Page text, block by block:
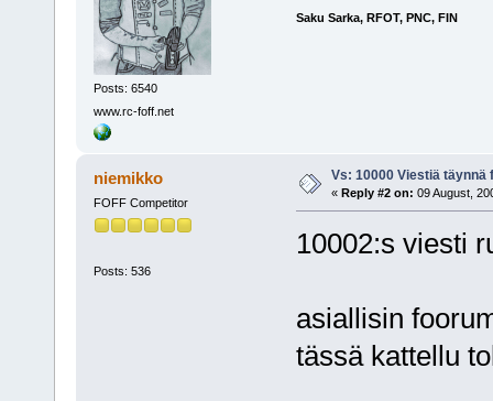
Posts: 6540
www.rc-foff.net
Saku Sarka, RFOT, PNC, FIN
niemikko
FOFF Competitor
Posts: 536
Vs: 10000 Viestiä täynnä
« Reply #2 on: 09 August,
10002:s viesti
asiallisin
tässä kattellu